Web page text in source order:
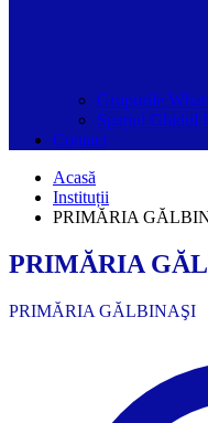
Grupurile
Spațiul Ghidul
Contact
Acasă
Instituții
PRIMĂRIA
PRIMĂRIA
PRIMĂRIA GĂLBINAŞI